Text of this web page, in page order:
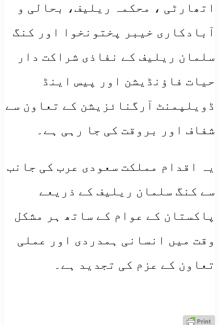
اتھارٹی ، محکمہ ریلیف، بحالی و
آبادکاری خیبر پختونخوا اور کنگ
سلمان ریلیف کے نفاذی شراکت دار
حیات فاؤنڈیشن اور پیس اینڈ
ڈویلپمنٹ آرگنائزیشن کے تعاون سے
شفاف اور بروقت کی جا رہی ہے۔
یہ اقدام مملکت سعودی عرب کی جانب
سے کنگ سلمان ریلیف کے ذریعے
پاکستان کے عوام کے ساتھ ہر مشکل
وقت میں انسانی ہمدردی اور عملی
تعاون کے عزم کی تجدید ہے۔